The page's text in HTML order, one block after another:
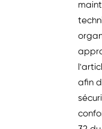
afin